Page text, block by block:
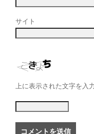
サイト
上に表示された文字を入